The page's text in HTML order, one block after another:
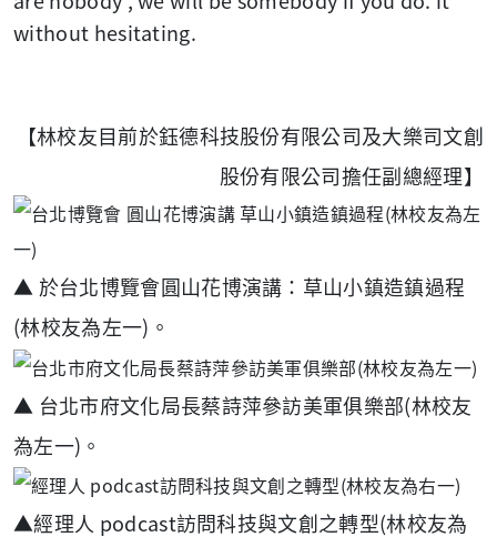
without hesitating.
【林校友目前於鈺德科技股份有限公司及大樂司文創
股份有限公司擔任副總經理】
▲ 於台北博覽會圓山花博演講：草山小鎮造鎮過程
(林校友為左一)。
▲ 台北市府文化局長蔡詩萍參訪美軍俱樂部(林校友
為左一)。
▲經理人 podcast訪問科技與文創之轉型(林校友為